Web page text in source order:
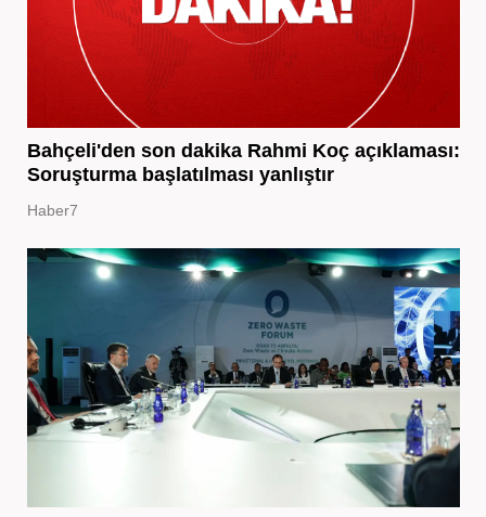
Bahçeli'den son dakika Rahmi Koç açıklaması:
Soruşturma başlatılması yanlıştır
Haber7